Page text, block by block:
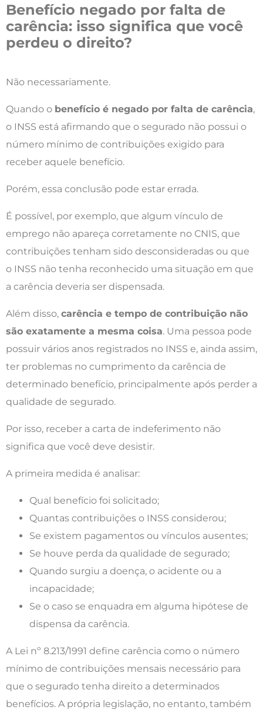
Benefício negado por falta de
carência: isso significa que você
perdeu o direito?
Não necessariamente.
Quando o benefício é negado por falta de carência,
o INSS está afirmando que o segurado não possui o
número mínimo de contribuições exigido para
receber aquele benefício.
Porém, essa conclusão pode estar errada.
É possível, por exemplo, que algum vínculo de
emprego não apareça corretamente no CNIS, que
contribuições tenham sido desconsideradas ou que
o INSS não tenha reconhecido uma situação em que
a carência deveria ser dispensada.
Além disso, carência e tempo de contribuição não
são exatamente a mesma coisa. Uma pessoa pode
possuir vários anos registrados no INSS e, ainda assim,
ter problemas no cumprimento da carência de
determinado benefício, principalmente após perder a
qualidade de segurado.
Por isso, receber a carta de indeferimento não
significa que você deve desistir.
A primeira medida é analisar:
Qual benefício foi solicitado;
Quantas contribuições o INSS considerou;
Se existem pagamentos ou vínculos ausentes;
Se houve perda da qualidade de segurado;
Quando surgiu a doença, o acidente ou a
incapacidade;
Se o caso se enquadra em alguma hipótese de
dispensa da carência.
A Lei nº 8.213/1991 define carência como o número
mínimo de contribuições mensais necessário para
que o segurado tenha direito a determinados
benefícios. A própria legislação, no entanto, também